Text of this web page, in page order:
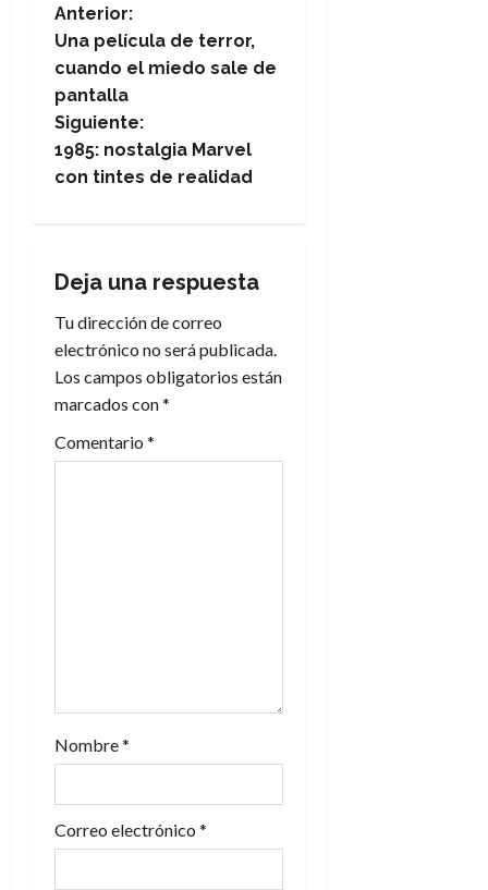
N
a
v
e
c
i
ó
n
r
a
d
a
Anterior:
Una película de terror,
cuando el miedo sale de
pantalla
Siguiente:
1985: nostalgia Marvel
con tintes de realidad
Deja una respuesta
Tu dirección de correo
electrónico no será publicada.
Los campos obligatorios están
marcados con*
Comentario *
Nombre*
Correo electrónico *